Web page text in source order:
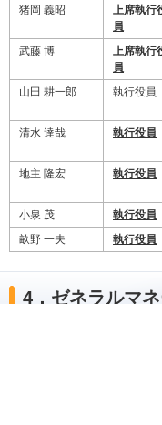
猪岡 義昭
上席執行
員
武藤 博
上席執行
員
山田 耕一郎 執行役員
清水 達哉 執行役員
地主 隆宏 執行役員
小泉 茂 執行役員
畝野 一夫
執行役員
4．ゼネラルマ